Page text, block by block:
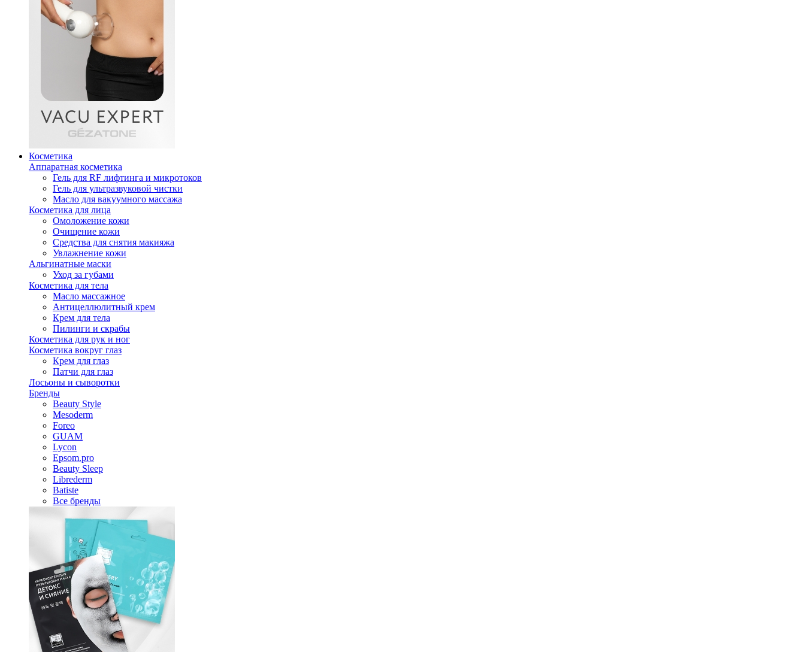
Косметика
Аппаратная косметика
Гель для RF лифтинга и микротоков
Гель для ультразвуковой чистки
Масло для вакуумного массажа
Косметика для лица
Омоложение кожи
Очищение кожи
Средства для снятия макияжа
Увлажнение кожи
Альгинатные маски
Уход за губами
Косметика для тела
Масло массажное
Антицеллюлитный крем
Крем для тела
Пилинги и скрабы
Косметика для рук и ног
Косметика вокруг глаз
Крем для глаз
Патчи для глаз
Лосьоны и сыворотки
Бренды
Beauty Style
Mesoderm
Foreo
GUAM
Lycon
Epsom.pro
Beauty Sleep
Librederm
Batiste
Все бренды